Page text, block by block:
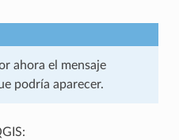
ahora el mensaje
podría aparecer.